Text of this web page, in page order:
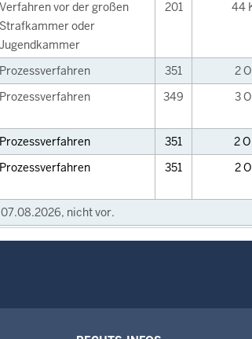
Verfahren vor der großen
Strafkammer oder
Jugendkammer
201 44
Prozessverfahren 351
2
Prozessverfahren 349 3
Prozessverfahren 351
2
Prozessverfahren 351 2
nicht vor.